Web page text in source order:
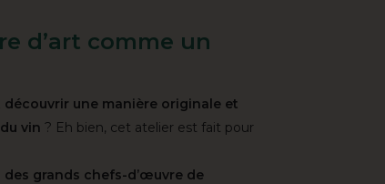
d’art comme un
découvrir une manière originale et
vin ? Eh bien, cet atelier est fait pour
des grands chefs-d’œuvre de